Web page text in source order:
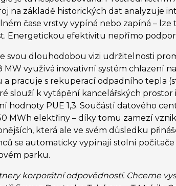
na základě historických dat analyzuje
čase vrstvy vypíná nebo zapíná –
Energetickou efektivitu nepřímo
svou dlouhodobou vizi udržitelnosti
MW využívá inovativní systém chlazení
pracuje s rekuperací odpadního tepla
slouží k vytápění kancelářských
PUE 1,3. Součástí datového
MWh elektřiny – díky tomu zamezí
která ale ve svém důsledku
se automaticky vypínají stolní
parku.
korporátní odpovědností. Chceme